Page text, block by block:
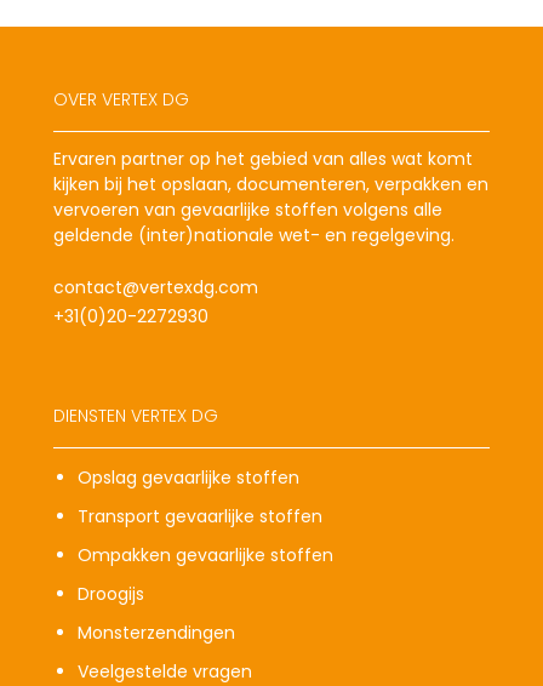
OVER VERTEX DG
Ervaren partner op het gebied van alles wat komt
kijken bij het opslaan, documenteren, verpakken en
vervoeren van gevaarlijke stoffen volgens alle
geldende (inter)nationale wet- en regelgeving.
contact@vertexdg.com
+31(0)20-2272930
DIENSTEN VERTEX DG
Opslag gevaarlijke stoffen
Transport gevaarlijke stoffen
Ompakken gevaarlijke stoffen
Droogijs
Monsterzendingen
Veelgestelde vragen